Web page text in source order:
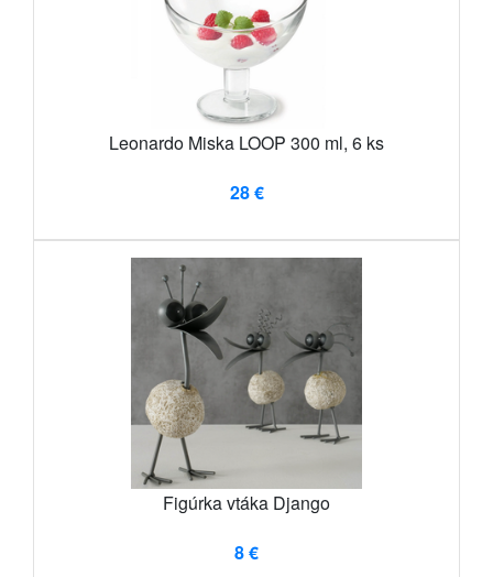
Leonardo Miska LOOP 300 ml, 6 ks
28 €
Figúrka vtáka Django
8 €